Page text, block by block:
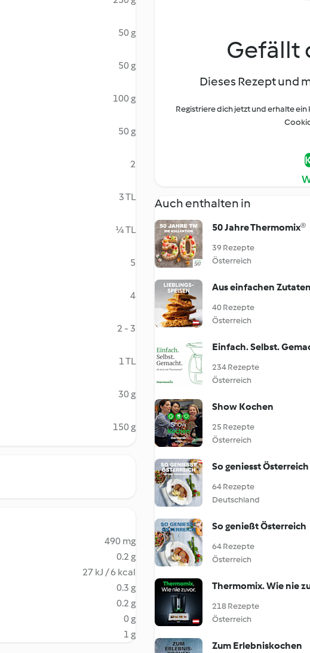
50 g
50 g
100 g
50 g
2
3 TL
¼ TL
5
4
2 - 3
1 TL
30 g
150 g
490 mg
0.2 g
27 kJ / 6 kcal
0.3 g
0.2 g
0 g
1 g
Gefällt
Dieses Rezept und
Registriere dich jetzt und erhalte
Auch enthalten in
50 Jahre Thermomix®
39 Rezepte
Österreich
Aus einfachen
40 Rezepte
Österreich
Einfach. Selbst.
234 Rezepte
Österreich
Show Kochen
25 Rezepte
Österreich
So geniesst Österreich
64 Rezepte
Deutschland
So genießt Österreich
64 Rezepte
Österreich
Thermomix. Wie nie
218 Rezepte
Österreich
Zum Erlebniskochen